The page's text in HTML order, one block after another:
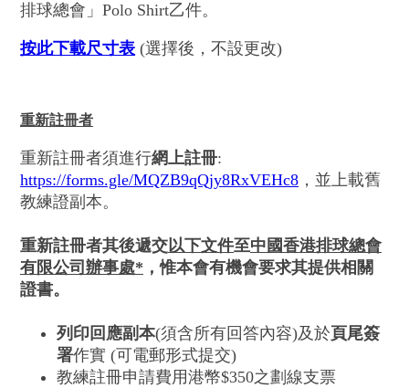
排球總會」Polo Shirt乙件。
按此下載尺寸表 (選擇後，不設更改)
重新註冊者
重新註冊者須進行網上註冊:
https://forms.gle/MQZB9qQjy8RxVEHc8 ，並上載舊
教練證副本。
重新註冊者其後遞交以下文件至中國香港排球總會
有限公司辦事處* ，惟本會有機會要求其提供相關
證書。
列印回應副本(須含所有回答內容)及於頁尾簽
署作實 (可電郵形式提交)
教練註冊申請費用港幣$350之劃線支票